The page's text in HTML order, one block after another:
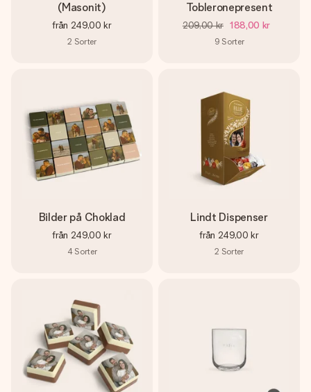
(Masonit)
från 249,00 kr
2 Sorter
Tobleronepresent
209,00 kr 188,00 kr
9 Sorter
Bilder på Choklad
från 249,00 kr
4 Sorter
Lindt Dispenser
från 249,00 kr
2 Sorter